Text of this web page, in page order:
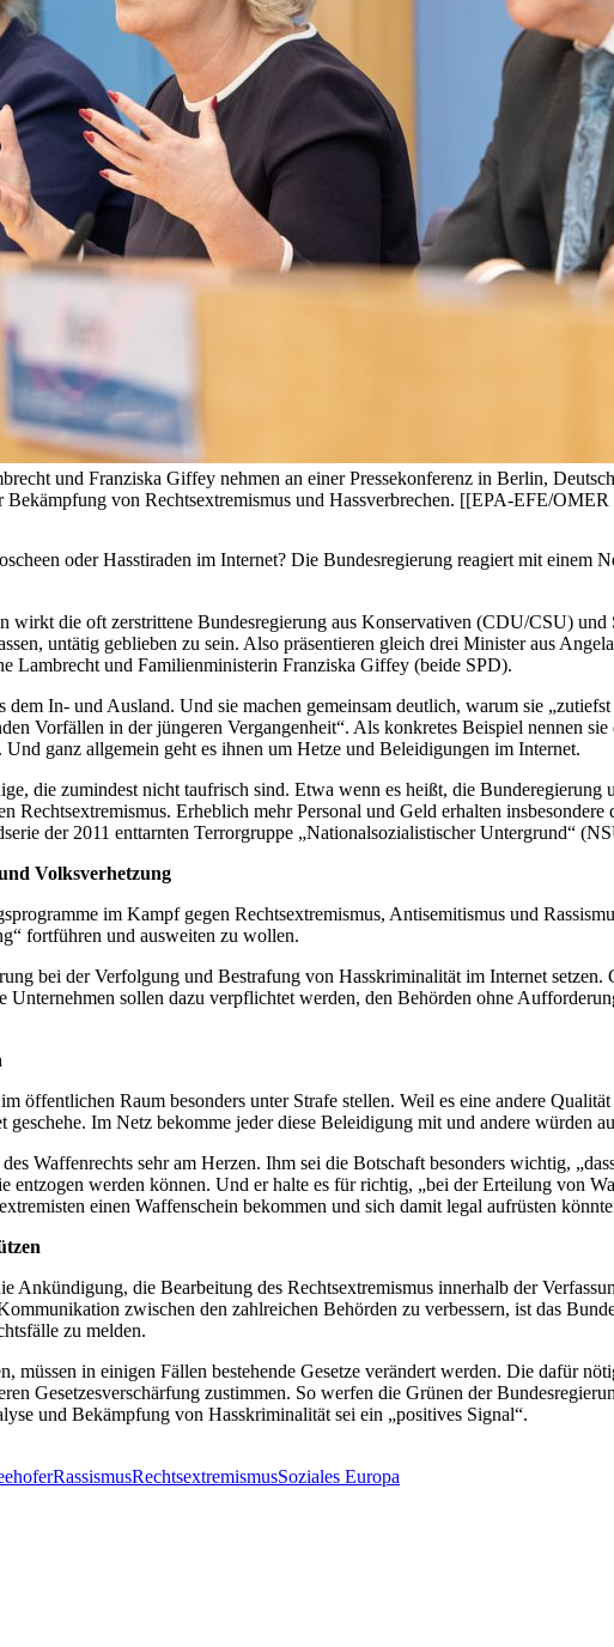
und Franziska Giffey nehmen an einer Pressekonferenz in Berlin,
Bekämpfung von Rechtsextremismus und Hassverbrechen. [[EPA-EFE/
oder Hasstiraden im Internet? Die Bundesregierung reagiert mit
die oft zerstrittene Bundesregierung aus Konservativen (CDU/CSU)
untätig geblieben zu sein. Also präsentieren gleich drei Minister aus
Lambrecht und Familienministerin Franziska Giffey (beide SPD).
dem In- und Ausland. Und sie machen gemeinsam deutlich, warum sie
Vorfällen in der jüngeren Vergangenheit“. Als konkretes Beispiel nennen
ganz allgemein geht es ihnen um Hetze und Beleidigungen im Internet.
die zumindest nicht taufrisch sind. Etwa wenn es heißt, die Bunderegierung
Rechtsextremismus. Erheblich mehr Personal und Geld erhalten
der 2011 enttarnten Terrorgruppe „Nationalsozialistischer Untergrund“
Volksverhetzung
im Kampf gegen Rechtsextremismus, Antisemitismus und
fortführen und ausweiten zu wollen.
bei der Verfolgung und Bestrafung von Hasskriminalität im Internet
sollen dazu verpflichtet werden, den Behörden ohne
öffentlichen Raum besonders unter Strafe stellen. Weil es eine andere
geschehe. Im Netz bekomme jeder diese Beleidigung mit und andere würden
Waffenrechts sehr am Herzen. Ihm sei die Botschaft besonders wichtig,
entzogen werden können. Und er halte es für richtig, „bei der Erteilung von
einen Waffenschein bekommen und sich damit legal aufrüsten
Ankündigung, die Bearbeitung des Rechtsextremismus innerhalb der
zwischen den zahlreichen Behörden zu verbessern, ist das
zu melden.
müssen in einigen Fällen bestehende Gesetze verändert werden. Die dafür
Gesetzesverschärfung zustimmen. So werfen die Grünen der
und Bekämpfung von Hasskriminalität sei ein „positives Signal“.
RassismusRechtsextremismusSoziales Europa